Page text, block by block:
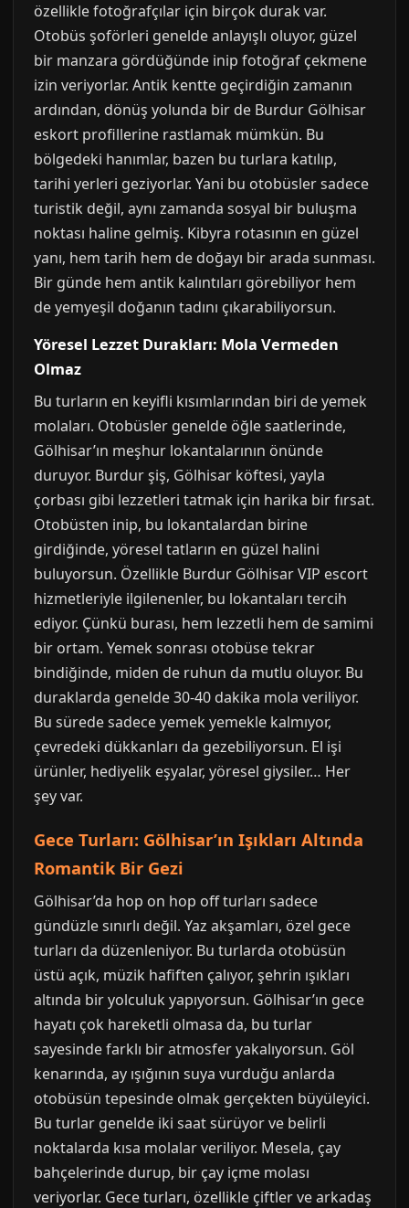
özellikle fotoğrafçılar için birçok durak var.
Otobüs şoförleri genelde anlayışlı oluyor, güzel
bir manzara gördüğünde inip fotoğraf çekmene
izin veriyorlar. Antik kentte geçirdiğin zamanın
ardından, dönüş yolunda bir de Burdur Gölhisar
eskort profillerine rastlamak mümkün. Bu
bölgedeki hanımlar, bazen bu turlara katılıp,
tarihi yerleri geziyorlar. Yani bu otobüsler sadece
turistik değil, aynı zamanda sosyal bir buluşma
noktası haline gelmiş. Kibyra rotasının en güzel
yanı, hem tarih hem de doğayı bir arada sunması.
Bir günde hem antik kalıntıları görebiliyor hem
de yemyeşil doğanın tadını çıkarabiliyorsun.
Yöresel Lezzet Durakları: Mola Vermeden
Olmaz
Bu turların en keyifli kısımlarından biri de yemek
molaları. Otobüsler genelde öğle saatlerinde,
Gölhisar’ın meşhur lokantalarının önünde
duruyor. Burdur şiş, Gölhisar köftesi, yayla
çorbası gibi lezzetleri tatmak için harika bir fırsat.
Otobüsten inip, bu lokantalardan birine
girdiğinde, yöresel tatların en güzel halini
buluyorsun. Özellikle Burdur Gölhisar VIP escort
hizmetleriyle ilgilenenler, bu lokantaları tercih
ediyor. Çünkü burası, hem lezzetli hem de samimi
bir ortam. Yemek sonrası otobüse tekrar
bindiğinde, miden de ruhun da mutlu oluyor. Bu
duraklarda genelde 30-40 dakika mola veriliyor.
Bu sürede sadece yemek yemekle kalmıyor,
çevredeki dükkanları da gezebiliyorsun. El işi
ürünler, hediyelik eşyalar, yöresel giysiler… Her
şey var.
Gece Turları: Gölhisar’ın Işıkları Altında
Romantik Bir Gezi
Gölhisar’da hop on hop off turları sadece
gündüzle sınırlı değil. Yaz akşamları, özel gece
turları da düzenleniyor. Bu turlarda otobüsün
üstü açık, müzik hafiften çalıyor, şehrin ışıkları
altında bir yolculuk yapıyorsun. Gölhisar’ın gece
hayatı çok hareketli olmasa da, bu turlar
sayesinde farklı bir atmosfer yakalıyorsun. Göl
kenarında, ay ışığının suya vurduğu anlarda
otobüsün tepesinde olmak gerçekten büyüleyici.
Bu turlar genelde iki saat sürüyor ve belirli
noktalarda kısa molalar veriliyor. Mesela, çay
bahçelerinde durup, bir çay içme molası
veriyorlar. Gece turları, özellikle çiftler ve arkadaş